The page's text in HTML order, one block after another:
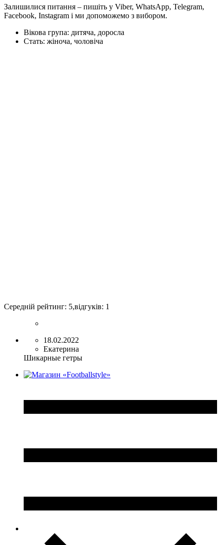
Залишилися питання – пишіть у Viber, WhatsApp, Telegram,
Facebook, Instagram і ми допоможемо з вибором.
Вікова група: дитяча, доросла
Стать: жіноча, чоловіча
Середній рейтинг: 5,відгуків: 1
18.02.2022
Екатерина
Шикарные гетры